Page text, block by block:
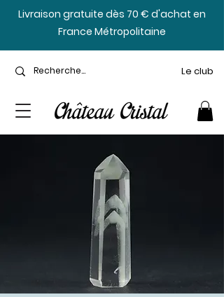
​Livraison gratuite dès 70 € d'achat en
France Métropolitaine
Le club